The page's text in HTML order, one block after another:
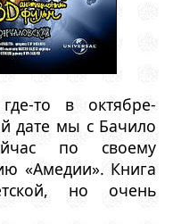
то в октябре-
дате мы с Бачило
по своему
«Амедии». Книга
но очень